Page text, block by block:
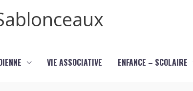
VIE ASSOCIATIVE ENFANCE – SCOLAIRE